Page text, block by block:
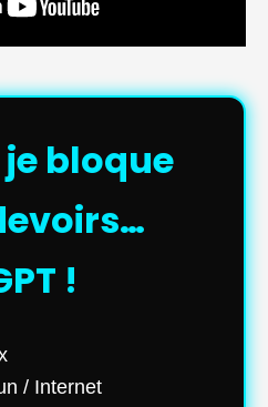
je bloque
!
/ Internet